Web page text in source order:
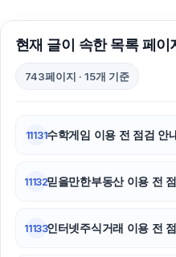
현재 글이 속한 목록 페이
743페이지 · 15개 기준
11131수학게임 이용 전 점검
11132믿을만한부동산 이용 전
11133인터넷주식거래 이용 전